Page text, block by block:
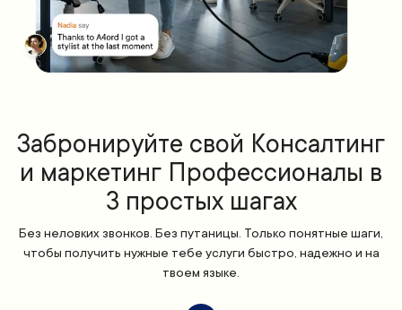
Забронируйте свой Консалтинг
и маркетинг Профессионалы в
3 простых шагах
Без неловких звонков. Без путаницы. Только понятные шаги,
чтобы получить нужные тебе услуги быстро, надежно и на
твоем языке.